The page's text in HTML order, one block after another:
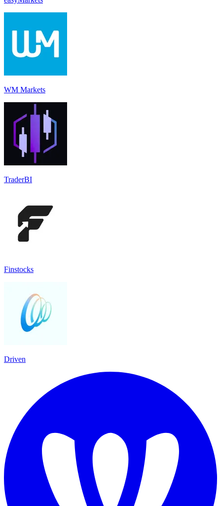
WM Markets
TraderBI
Finstocks
Driven